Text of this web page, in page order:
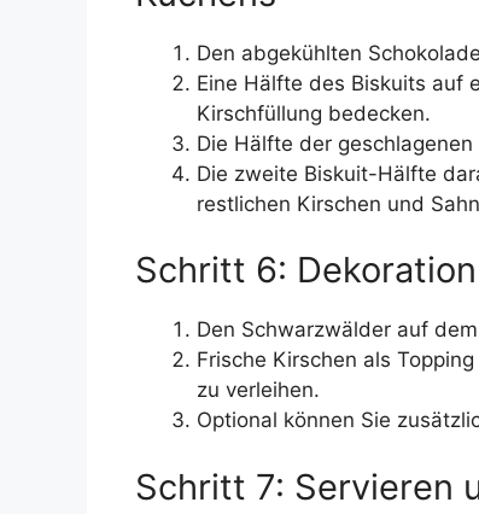
Den abgekühlten
Eine Hälfte des Biskuits auf
Kirschfüllung bedecken.
Die Hälfte der
Die zweite Biskuit-Hälfte
restlichen Kirschen und
Schritt 6: Dekoration
Den Schwarzwälder auf
Frische Kirschen als
zu verleihen.
Optional können Sie
Schritt 7: Servieren